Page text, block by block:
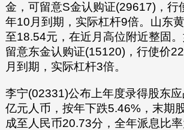
金，可留意S金认购证(29617)，行
年10月到期，实际杠杆9倍。山东
至18.54元，在近月高位附近整固
留意东金认购证(15120)，行使价
月到期，实际杠杆3倍。
李宁(02331)公布上年度录得股东
亿元人币，按年下跌5.46%，末期
成至人民币20.73分，全年派息比